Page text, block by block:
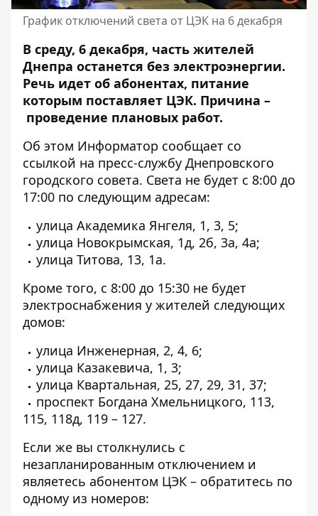
График отключений света от ЦЭК на 6 декабря
В среду, 6 декабря, часть жителей
Днепра останется без электроэнергии.
Речь идет об абонентах, питание
которым поставляет ЦЭК. Причина –
проведение плановых работ.
Об этом Информатор сообщает со
ссылкой на пресс-службу Днепровского
городского совета. Света не будет с 8:00 до
17:00 по следующим адресам:
улица Академика Янгеля, 1, 3, 5;
улица Новокрымская, 1д, 2б, 3а, 4а;
улица Титова, 13, 1а.
Кроме того, с 8:00 до 15:30 не будет
электроснабжения у жителей следующих
домов:
улица Инженерная, 2, 4, 6;
улица Казакевича, 1, 3;
улица Квартальная, 25, 27, 29, 31, 37;
проспект Богдана Хмельницкого, 113,
115, 118д, 119 – 127.
Если же вы столкнулись с
незапланированным отключением и
являетесь абонентом ЦЭК – обратитесь по
одному из номеров: